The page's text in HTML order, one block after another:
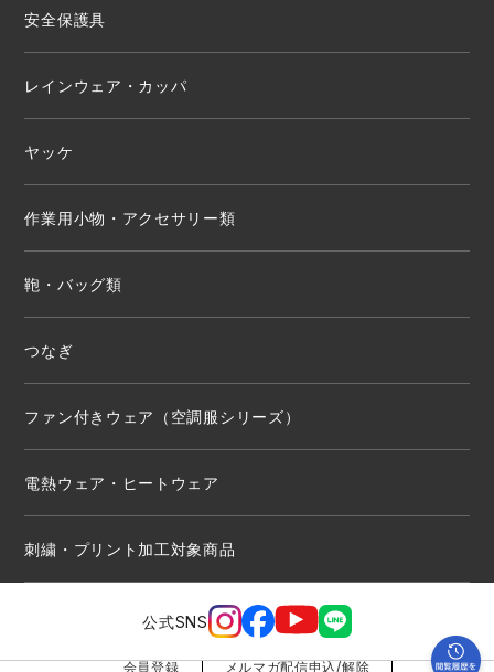
安全保護具
レインウェア・カッパ
ヤッケ
作業用小物・アクセサリー類
鞄・バッグ類
つなぎ
ファン付きウェア（空調服シリーズ）
電熱ウェア・ヒートウェア
刺繍・プリント加工対象商品
公式SNS
会員登録 メルマガ配信申込/解除